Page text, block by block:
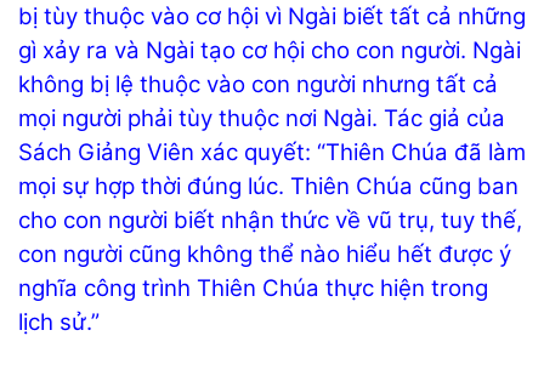
bị tùy thuộc vào cơ hội vì Ngài biết tất cả những
gì xảy ra và Ngài tạo cơ hội cho con người. Ngài
không bị lệ thuộc vào con người nhưng tất cả
mọi người phải tùy thuộc nơi Ngài. Tác giả của
Sách Giảng Viên xác quyết: “Thiên Chúa đã làm
mọi sự hợp thời đúng lúc. Thiên Chúa cũng ban
cho con người biết nhận thức về vũ trụ, tuy thế,
con người cũng không thể nào hiểu hết được ý
nghĩa công trình Thiên Chúa thực hiện trong
lịch sử.”